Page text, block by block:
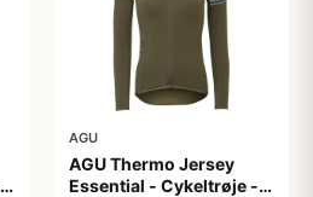
AGU
AGU Thermo Jersey
Essential - Cykeltrøje -